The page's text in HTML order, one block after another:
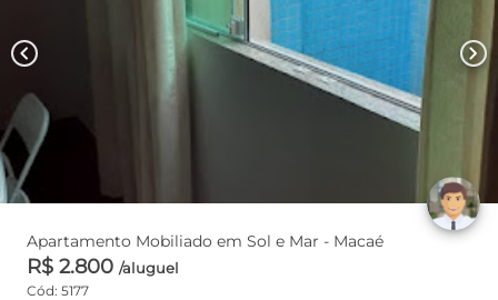
chevron_left chevron_right
Apartamento Mobiliado em Sol e Mar - Macaé
R$ 2.800 /aluguel
Cód: 5177